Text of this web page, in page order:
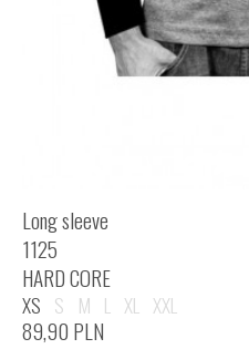
Long sleeve
1125
HARD CORE
XS S M L XL XXL
89,90 PLN